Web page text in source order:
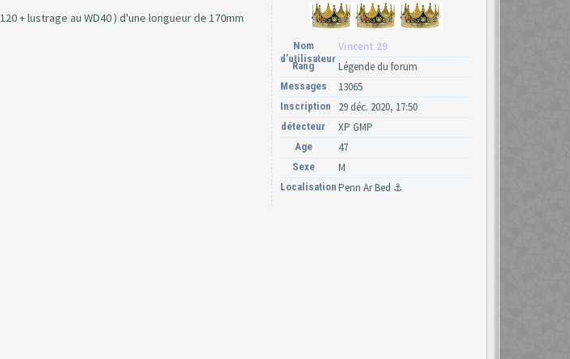
+ lustrage au WD40 ) d'une longueur de 170mm
Nom
d’utilisateur
Vincent 29
Rang Légende du forum
Messages 13065
Inscription 29 déc. 2020, 17:50
détecteur XP GMP
Age 47
Sexe M
Localisation Penn Ar Bed ⚓